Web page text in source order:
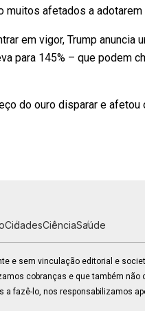
muitos afetados a
em vigor, Trump
para 145% – que podem
do ouro disparar e afetou
CidadesCiênciaSaúde
e sem vinculação editorial e
cobranças e que também
fazê-lo, nos responsabilizamos